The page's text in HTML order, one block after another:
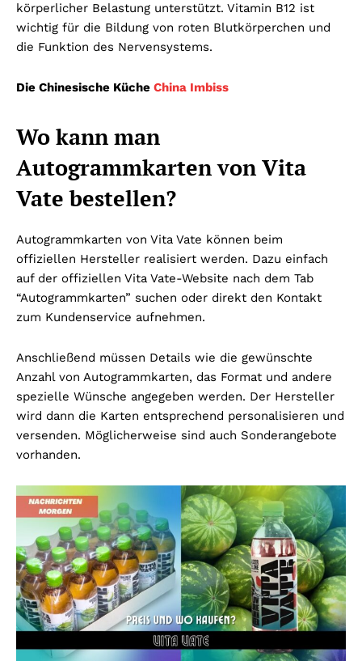
körperlicher Belastung unterstützt. Vitamin B12 ist
wichtig für die Bildung von roten Blutkörperchen und
die Funktion des Nervensystems.
Die Chinesische Küche China Imbiss
Wo kann man
Autogrammkarten von Vita
Vate bestellen?
Autogrammkarten von Vita Vate können beim
offiziellen Hersteller realisiert werden. Dazu einfach
auf der offiziellen Vita Vate-Website nach dem Tab
“Autogrammkarten” suchen oder direkt den Kontakt
zum Kundenservice aufnehmen.
Anschließend müssen Details wie die gewünschte
Anzahl von Autogrammkarten, das Format und andere
spezielle Wünsche angegeben werden. Der Hersteller
wird dann die Karten entsprechend personalisieren und
versenden. Möglicherweise sind auch Sonderangebote
vorhanden.